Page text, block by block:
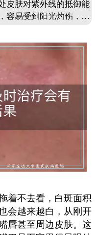
皮肤对紫外线的抵御能
容易受到阳光灼伤，引
，增加后续诊疗难度裸
正常社交和工作生活因
色素脱失应尽早干预，
恶化。 ...
着不去看，白斑面积
会越来越白，从刚开
唇甚至周边皮肤。这